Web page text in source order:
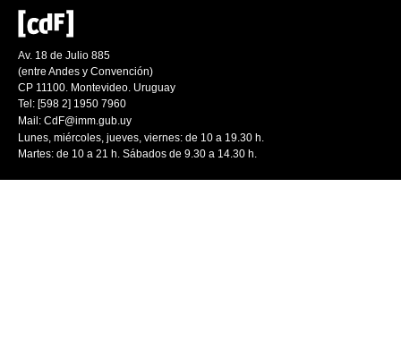
Av. 18 de Julio 885
(entre Andes y Convención)
CP 11100. Montevideo. Uruguay
Tel: [598 2] 1950 7960
Mail: CdF@imm.gub.uy
Lunes, miércoles, jueves, viernes: de 10 a 19.30 h.
Martes: de 10 a 21 h. Sábados de 9.30 a 14.30 h.